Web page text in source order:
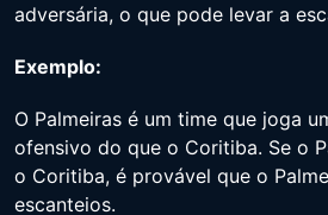
adversária, o que pode levar a
Exemplo:
O Palmeiras é um time que joga
ofensivo do que o Coritiba. Se o
o Coritiba, é provável que o
escanteios.